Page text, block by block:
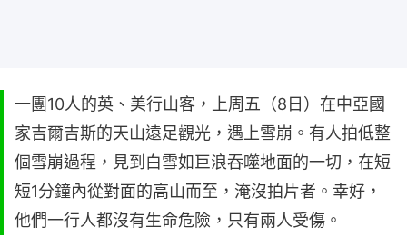
一團10人的英、美行山客，上周五（8日）在中亞國
家吉爾吉斯的天山遠足觀光，遇上雪崩。有人拍低整
個雪崩過程，見到白雪如巨浪吞噬地面的一切，在短
短1分鐘內從對面的高山而至，淹沒拍片者。幸好，
他們一行人都沒有生命危險，只有兩人受傷。